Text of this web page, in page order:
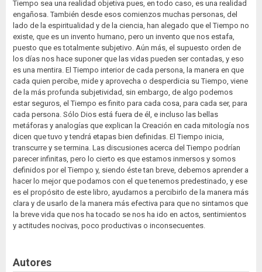
Tiempo sea una realidad objetiva pues, en todo caso, es una realidad
engañosa. También desde esos comienzos muchas personas, del
lado de la espiritualidad y de la ciencia, han alegado que el Tiempo no
existe, que es un invento humano, pero un invento que nos estafa,
puesto que es totalmente subjetivo. Aún más, el supuesto orden de
los días nos hace suponer que las vidas pueden ser contadas, y eso
es una mentira. El Tiempo interior de cada persona, la manera en que
cada quien percibe, mide y aprovecha o desperdicia su Tiempo, viene
de la más profunda subjetividad, sin embargo, de algo podemos
estar seguros, el Tiempo es finito para cada cosa, para cada ser, para
cada persona. Sólo Dios está fuera de él, e incluso las bellas
metáforas y analogías que explican la Creación en cada mitología nos
dicen que tuvo y tendrá etapas bien definidas. El Tiempo inicia,
transcurre y se termina. Las discusiones acerca del Tiempo podrían
parecer infinitas, pero lo cierto es que estamos inmersos y somos
definidos por el Tiempo y, siendo éste tan breve, debemos aprender a
hacer lo mejor que podamos con el que tenemos predestinado, y ese
es el propósito de este libro, ayudarnos a percibirlo de la manera más
clara y de usarlo de la manera más efectiva para que no sintamos que
la breve vida que nos ha tocado se nos ha ido en actos, sentimientos
y actitudes nocivas, poco productivas o inconsecuentes.
Autores